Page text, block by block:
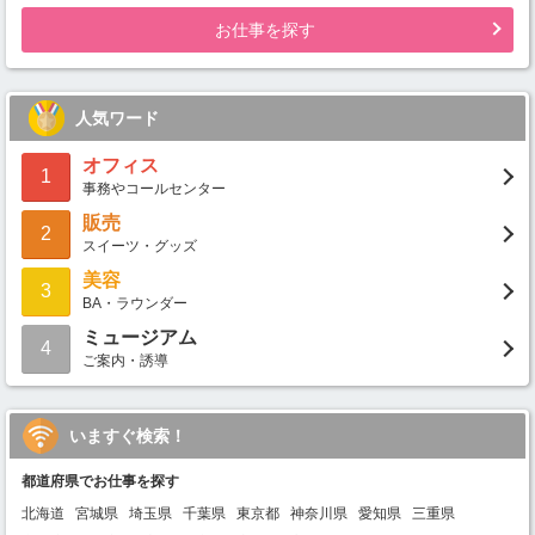
お仕事を探す
人気ワード
1
オフィス
事務やコールセンター
2
販売
スイーツ・グッズ
3
美容
BA・ラウンダー
4
ミュージアム
ご案内・誘導
いますぐ検索！
都道府県でお仕事を探す
北海道
宮城県 埼玉県 千葉県 東京都 神奈川県 愛知県
三重県